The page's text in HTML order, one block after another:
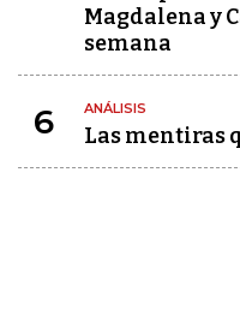
Magdalena y
semana
6 ANÁLISIS
Las mentiras